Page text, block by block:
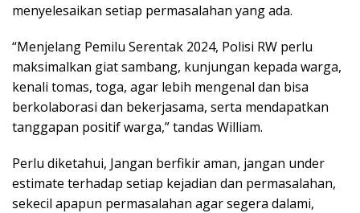
menyelesaikan setiap permasalahan yang ada.
“Menjelang Pemilu Serentak 2024, Polisi RW perlu
maksimalkan giat sambang, kunjungan kepada warga,
kenali tomas, toga, agar lebih mengenal dan bisa
berkolaborasi dan bekerjasama, serta mendapatkan
tanggapan positif warga,” tandas William.
Perlu diketahui, Jangan berfikir aman, jangan under
estimate terhadap setiap kejadian dan permasalahan,
sekecil apapun permasalahan agar segera dalami,